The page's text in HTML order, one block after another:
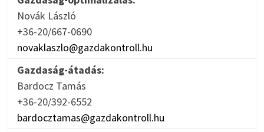
Novák László
+36-20/667-0690
novaklaszlo@gazdakontroll.hu
Gazdaság-átadás:
Bardocz Tamás
+36-20/392-6552
bardocztamas@gazdakontroll.hu